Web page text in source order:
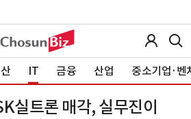
IT 금융 산업 중소기업·벤
실트론 매각, 실무진이